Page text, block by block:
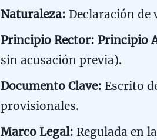
Naturaleza: Declaración de
Principio Rector: Principio
sin acusación previa).
Documento Clave: Escrito
provisionales.
Marco Legal: Regulada en la